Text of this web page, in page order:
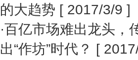
的大趋势 [ 2017/3/9 ]
·百亿市场难出龙头，
出“作坊”时代？ [